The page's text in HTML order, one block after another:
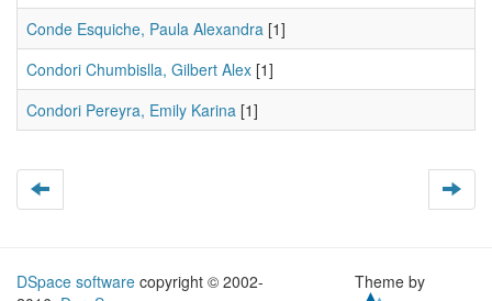
Conde Esquiche, Paula Alexandra [1]
Condori Chumbislla, Gilbert Alex [1]
Condori Pereyra, Emily Karina [1]
DSpace software copyright © 2002-
Theme by